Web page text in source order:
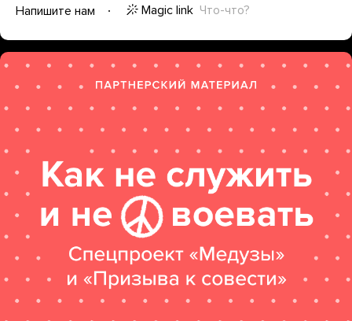
Напишите нам
Magic link Что-что?